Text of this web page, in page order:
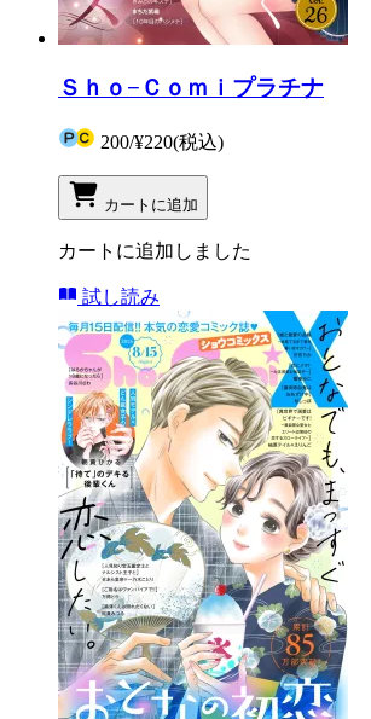
Ｓｈｏ−Ｃｏｍｉプラチナ
200/¥220(税込)
カートに追加
カートに追加しました
試し読み